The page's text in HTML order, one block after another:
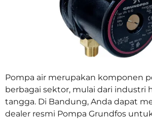
Pompa air merupakan komponen
berbagai sektor, mulai dari industri
tangga. Di Bandung, Anda dapat
dealer resmi Pompa Grundfos